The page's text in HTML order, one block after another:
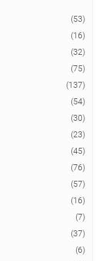
(53)
(16)
(32)
(75)
(137)
(54)
(30)
(23)
(45)
(76)
(57)
(16)
(7)
(37)
(6)